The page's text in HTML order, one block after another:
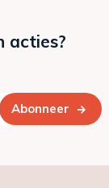
acties?
Abonneer